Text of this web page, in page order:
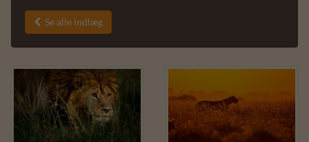
 Se alle indlæg